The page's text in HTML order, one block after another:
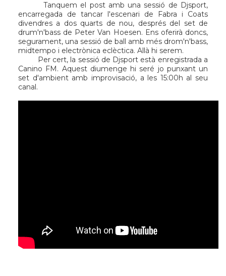
Tanquem el post amb una sessió de Djsport,
encarregada de tancar l'escenari de Fabra i Coats
divendres a dos quarts de nou, després del set de
drum'n'bass de Peter Van Hoesen. Ens oferirà doncs,
segurament, una sessió de ball amb més drom'n'bass,
midtempo i electrònica eclèctica. Allà hi serem.
Per cert, la sessió de Djsport està enregistrada a
Canino FM. Aquest diumenge hi seré jo punxant un
set d'ambient amb improvisació, a les 15:00h al seu
canal.